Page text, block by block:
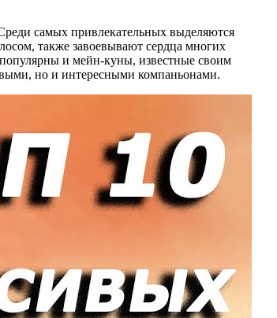
самых привлекательных выделяются
также завоевывают сердца многих
и мейн-куны, известные своим
но и интересными компаньонами.